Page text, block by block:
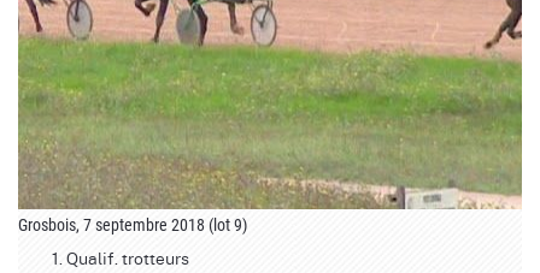
Grosbois, 7 septembre 2018 (lot 9)
Qualif. trotteurs